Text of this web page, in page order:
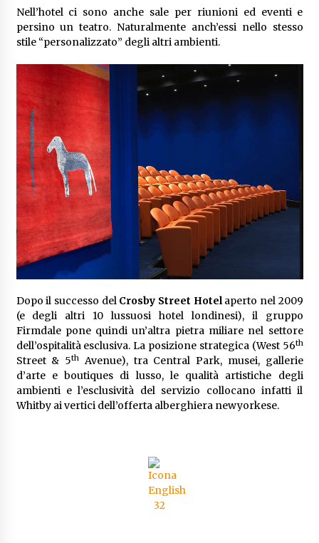
Nell’hotel ci sono anche sale per riunioni ed eventi e
persino un teatro. Naturalmente anch’essi nello stesso
stile “personalizzato” degli altri ambienti.
Dopo il successo del Crosby Street Hotelaperto nel 2009
(e degli altri 10 lussuosi hotel londinesi), il gruppo
Firmdale pone quindi un’altra pietra miliare nel settore
dell’ospitalità esclusiva. La posizione strategica (West 56th
Street & 5th
Avenue), tra Central Park, musei, gallerie
d’arte e boutiques di lusso, le qualità artistiche degli
ambienti e l’esclusività del servizio collocano infatti il
Whitby ai vertici dell’offerta alberghiera newyorkese.